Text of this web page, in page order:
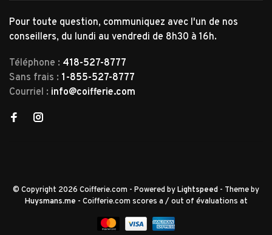
Pour toute question, communiquez avec l'un de nos
conseillers, du lundi au vendredi de 8h30 à 16h.
Téléphone : 418-527-8777
Sans frais : 1-855-527-8777
Courriel : info@coifferie.com
© Copyright 2026 Coifferie.com - Powered byLightspeed - Theme by
Huysmans.me - Coifferie.com scores a / out of évaluations at